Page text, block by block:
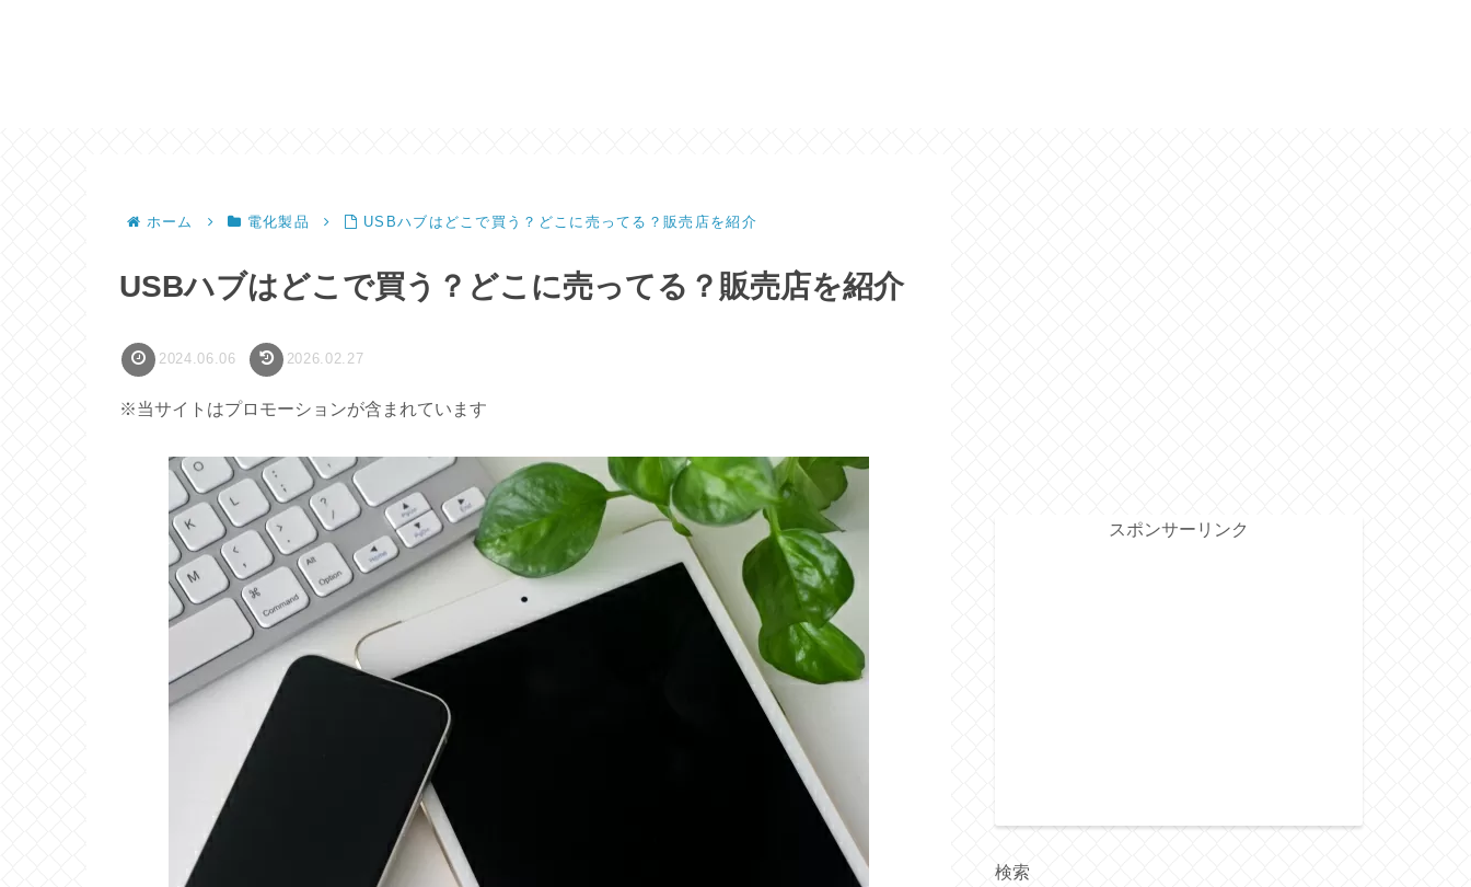
ホーム 電化製品 USBハブはどこで買う？どこに売ってる？販売店を紹介
USBハブはどこで買う？どこに売ってる？販売店を紹介
2024.06.06 2026.02.27
※当サイトはプロモーションが含まれています
スポンサーリンク
検索